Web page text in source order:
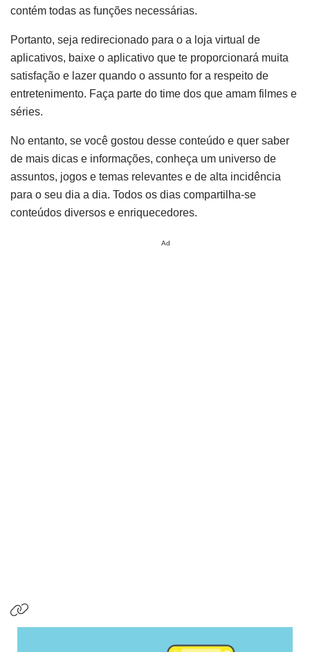
contém todas as funções necessárias.
Portanto, seja redirecionado para o a loja virtual de
aplicativos, baixe o aplicativo que te proporcionará muita
satisfação e lazer quando o assunto for a respeito de
entretenimento. Faça parte do time dos que amam filmes e
séries.
No entanto, se você gostou desse conteúdo e quer saber
de mais dicas e informações, conheça um universo de
assuntos, jogos e temas relevantes e de alta incidência
para o seu dia a dia. Todos os dias compartilha-se
conteúdos diversos e enriquecedores.
Ad